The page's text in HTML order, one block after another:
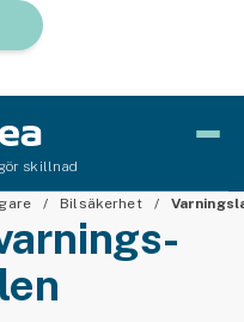
skillnad
Bilsäkerhet